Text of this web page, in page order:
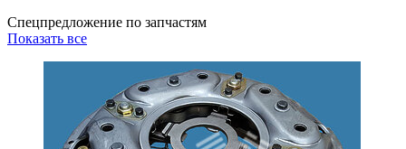
Спецпредложение по запчастям
Показать все